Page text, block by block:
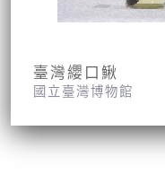
臺灣纓口鰍
國立臺灣博物館